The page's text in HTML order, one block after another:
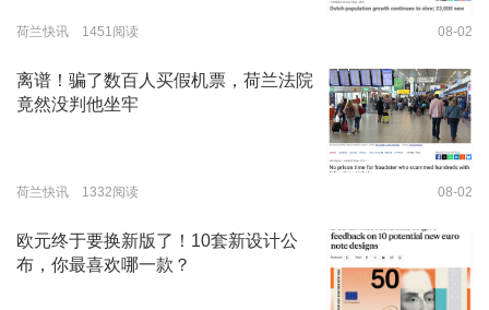
荷兰快讯 1451阅读 08-02
离谱！骗了数百人买假机票，荷兰法院
竟然没判他坐牢
荷兰快讯 1332阅读 08-02
欧元终于要换新版了！10套新设计公
布，你最喜欢哪一款？